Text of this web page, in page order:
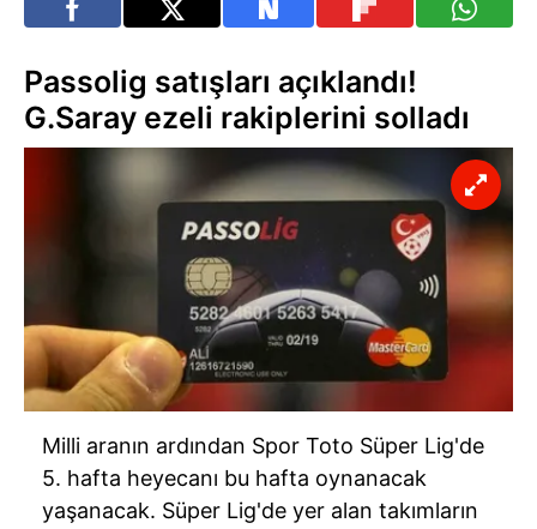
Passolig satışları açıklandı!
G.Saray ezeli rakiplerini solladı
Milli aranın ardından Spor Toto Süper Lig'de
5. hafta heyecanı bu hafta oynanacak
yaşanacak. Süper Lig'de yer alan takımların